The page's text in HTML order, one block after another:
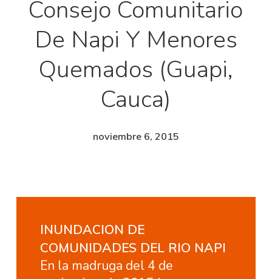
Consejo Comunitario
De Napi Y Menores
Quemados (Guapi,
Cauca)
noviembre 6, 2015
INUNDACION DE
COMUNIDADES DEL RIO NAPI
En la madruga del 4 de